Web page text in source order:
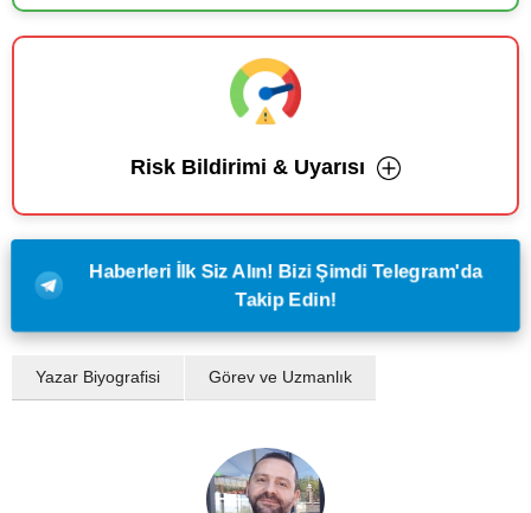
Risk Bildirimi & Uyarısı
Haberleri İlk Siz Alın! Bizi Şimdi Telegram'da
Takip Edin!
Yazar Biyografisi Görev ve Uzmanlık